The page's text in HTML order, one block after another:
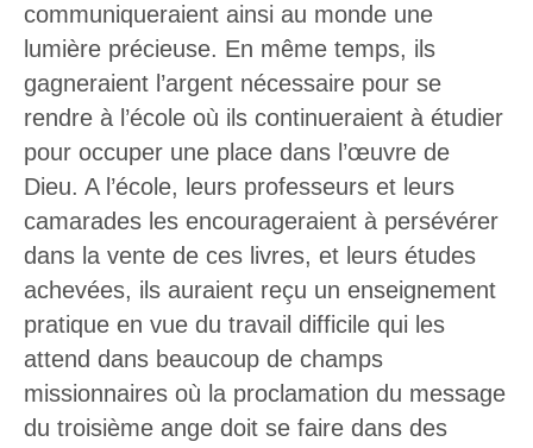
communiqueraient ainsi au monde une
lumière précieuse. En même temps, ils
gagneraient l’argent nécessaire pour se
rendre à l’école où ils continueraient à étudier
pour occuper une place dans l’œuvre de
Dieu. A l’école, leurs professeurs et leurs
camarades les encourageraient à persévérer
dans la vente de ces livres, et leurs études
achevées, ils auraient reçu un enseignement
pratique en vue du travail difficile qui les
attend dans beaucoup de champs
missionnaires où la proclamation du message
du troisième ange doit se faire dans des